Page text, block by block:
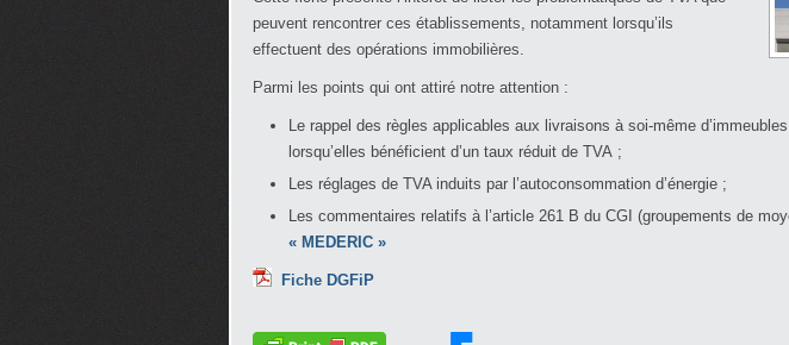
peuvent rencontrer ces établissements, notamment lorsqu’ils
effectuent des opérations immobilières.
Parmi les points qui ont attiré notre attention :
Le rappel des règles applicables aux livraisons à soi-même
lorsqu’elles bénéficient d’un taux réduit de TVA ;
Les réglages de TVA induits par l’autoconsommation d’énergie ;
Les commentaires relatifs à l’article 261 B du CGI (groupements de
« MEDERIC »
Fiche DGFiP